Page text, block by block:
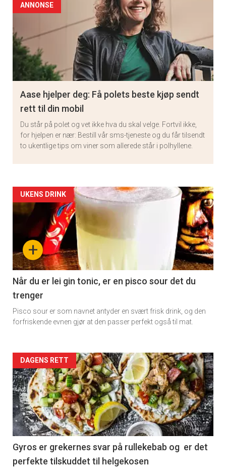
ANNONSE
Aase hjelper deg: Få polets beste kjøp sendt
rett til din mobil
Du står på polet og vet ikke hva du skal velge. Fortvil ikke,
for hjelpen er nær: Bestill vår sms-tjeneste og du får tilsendt
to ukentlige tips om viner som allerede står i polhyllene.
Artikler
detail
section
11
+
UKENS DRINK
Når du er lei gin tonic, er en pisco sour det du
trenger
Pisco sour er som navnet antyder en svært frisk drink, og den
forfriskende evnen gjør at den passer perfekt også til mat.
Artikler
detail
-
section
11
DAGENS RETT
Gyros er grekernes svar på rullekebab og er det
perfekte tilskuddet til helgekosen